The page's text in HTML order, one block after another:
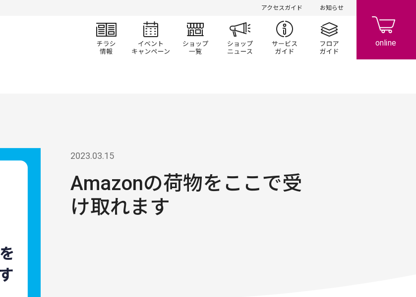
アクセスガイド お知らせ
チラシ情報 イベント/キャンペーン
ショップ一覧 ショップニュースサービスガイドフロアガイド
2023.03.15
Amazonの荷物をここで受
け取れます